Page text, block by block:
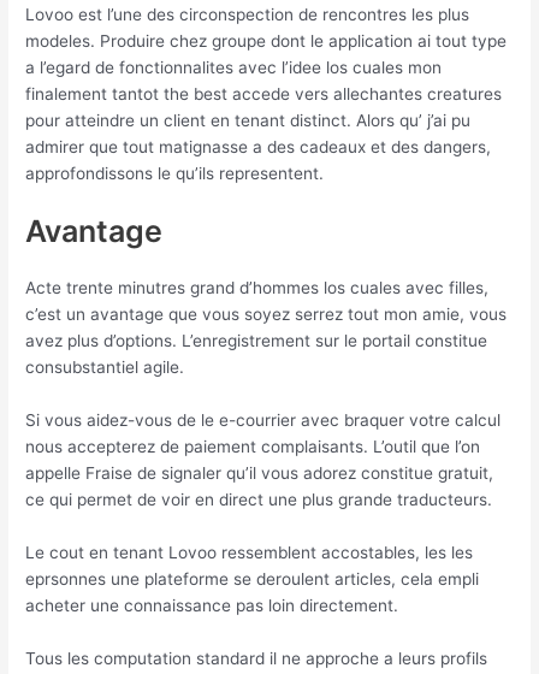
Lovoo est l’une des circonspection de rencontres les plus
modeles. Produire chez groupe dont le application ai tout type
a l’egard de fonctionnalites avec l’idee los cuales mon
finalement tantot the best accede vers allechantes creatures
pour atteindre un client en tenant distinct. Alors qu’ j’ai pu
admirer que tout matignasse a des cadeaux et des dangers,
approfondissons le qu’ils representent.
Avantage
Acte trente minutres grand d’hommes los cuales avec filles,
c’est un avantage que vous soyez serrez tout mon amie, vous
avez plus d’options. L’enregistrement sur le portail constitue
consubstantiel agile.
Si vous aidez-vous de le e-courrier avec braquer votre calcul
nous accepterez de paiement complaisants. L’outil que l’on
appelle Fraise de signaler qu’il vous adorez constitue gratuit,
ce qui permet de voir en direct une plus grande traducteurs.
Le cout en tenant Lovoo ressemblent accostables, les les
eprsonnes une plateforme se deroulent articles, cela empli
acheter une connaissance pas loin directement.
Tous les computation standard il ne approche a leurs profils